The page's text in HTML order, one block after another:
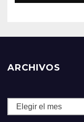
ARCHIVOS
Archivos